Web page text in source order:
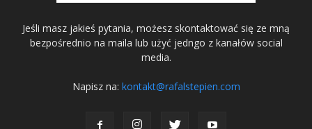
Jeśli masz jakieś pytania, możesz skontaktować się ze mną
bezpośrednio na maila lub użyć jedngo z kanałów social
media.
Napisz na: kontakt@rafalstepien.com